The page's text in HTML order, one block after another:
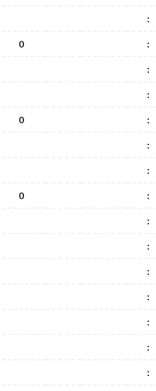
:
0 :
:
:
0 :
:
:
0 :
:
:
:
:
:
:
:
:
0 :
:
:
0 :
:
:
0 :
:
:
:
:
:
:
: